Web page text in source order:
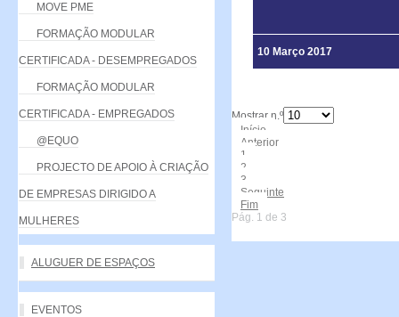
MOVE PME
FORMAÇÃO MODULAR
CERTIFICADA - DESEMPREGADOS
FORMAÇÃO MODULAR
CERTIFICADA - EMPREGADOS
@EQUO
PROJECTO DE APOIO À CRIAÇÃO
DE EMPRESAS DIRIGIDO A
MULHERES
ALUGUER DE ESPAÇOS
EVENTOS
10 Março 2017
Mostrar n.º
Início
Anterior
1
2
3
Seguinte
Fim
Pág. 1 de 3